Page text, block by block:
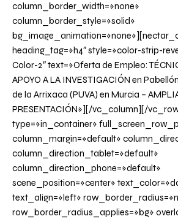
column_border_width=»none»
column_border_style=»solid»
heading_tag=»h4″ style=»color-strip-
Color-2″ text=»Oferta de Empleo:
APOYO A LA INVESTIGACIÓN en
de la Arrixaca (PUVA) en Murcia –
PRESENTACIÓN»][/vc_column][/
type=»in_container»
column_margin=»default»
column_direction_tablet=»default»
column_direction_phone=»default»
scene_position=»center»
text_align=»left»
row_border_radius_applies=»bg»